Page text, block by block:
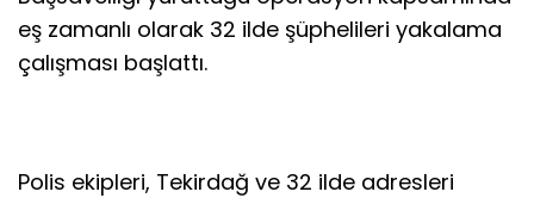
eş zamanlı olarak 32 ilde şüphelileri yakalama
çalışması başlattı.
Polis ekipleri, Tekirdağ ve 32 ilde adresleri